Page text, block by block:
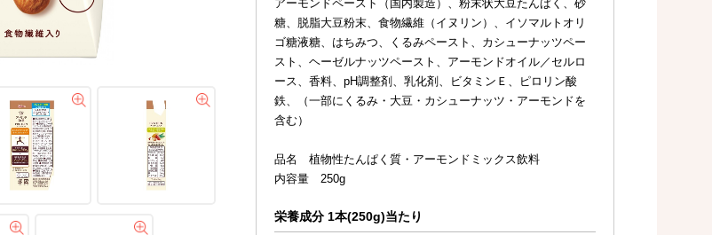
アーモンドペースト（国内製造）、粉末状大豆たんぱく、砂
糖、脱脂大豆粉末、食物繊維（イヌリン）、イソマルトオリ
ゴ糖液糖、はちみつ、くるみペースト、カシューナッツペー
スト、ヘーゼルナッツペースト、アーモンドオイル／セルロ
ース、香料、pH調整剤、乳化剤、ビタミンＥ、ピロリン酸
鉄、（一部にくるみ・大豆・カシューナッツ・アーモンドを
含む）
品名 植物性たんぱく質・アーモンドミックス飲料
内容量 250g
栄養成分 1本(250g)当たり